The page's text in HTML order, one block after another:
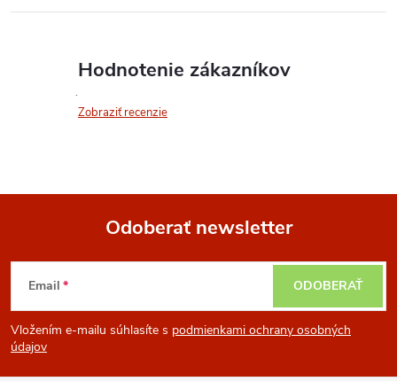
Hodnotenie zákazníkov
Zobraziť recenzie
Z
á
p
Odoberať newsletter
Email
Vložením e-mailu súhlasíte s podmienkami ochrany osobných
údajov
ODOBERAŤ